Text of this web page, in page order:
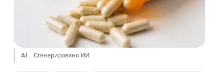
AI Сгенерировано ИИ